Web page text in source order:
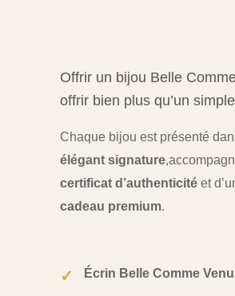
Offrir un bijou Belle
offrir bien plus qu’un
Chaque bijou est présenté
élégant signature,
certificat d’authenticitéet
cadeau premium.
✓ Écrin Belle Comme